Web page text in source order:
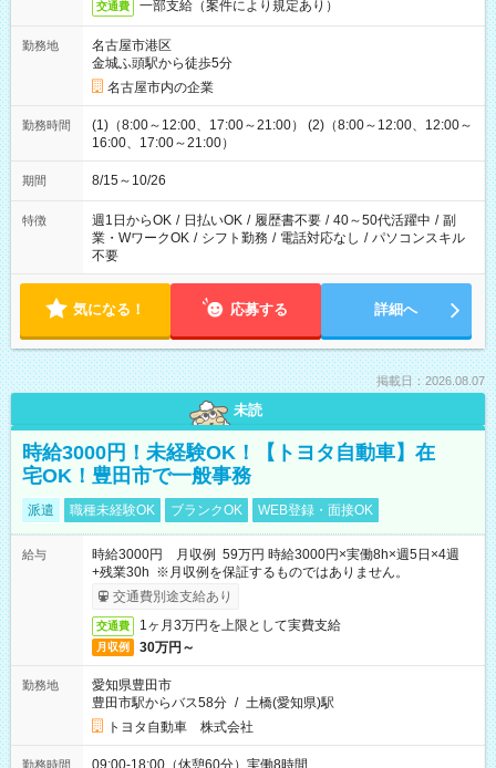
交通費 一部支給（案件により規定あり）
勤務地
名古屋市港区
金城ふ頭駅から徒歩5分
名古屋市内の企業
勤務時間
(1)（8:00～12:00、17:00～21:00） (2)（8:00～12:00、12:00～
16:00、17:00～21:00）
期間 8/15～10/26
特徴 週1日からOK / 日払いOK / 履歴書不要 / 40～50代活躍中 / 副
業・WワークOK / シフト勤務 / 電話対応なし / パソコンスキル
不要
気になる！ 応募する 詳細へ
掲載日：2026.08.07
未読
時給3000円！未経験OK！【トヨタ自動車】在
宅OK！豊田市で一般事務
派遣 職種未経験OK ブランクOK WEB登録・面接OK
給与
時給3000円 月収例 59万円 時給3000円×実働8h×週5日×4週
+残業30h ※月収例を保証するものではありません。
交通費別途支給あり
交通費 1ヶ月3万円を上限として実費支給
月収例 30万円～
勤務地
愛知県豊田市
豊田市駅からバス58分 / 土橋(愛知県)駅
トヨタ自動車 株式会社
勤務時間 09:00-18:00（休憩60分）実働8時間